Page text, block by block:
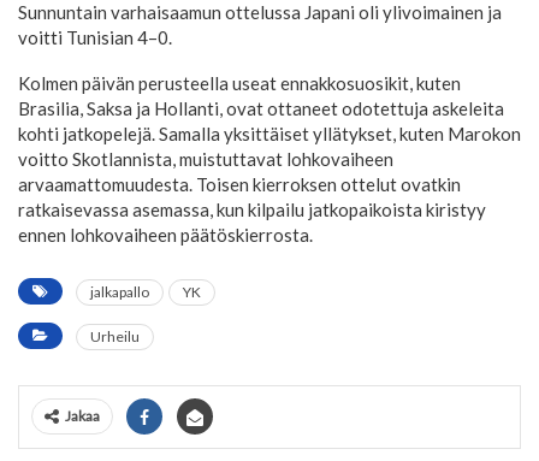
Sunnuntain varhaisaamun ottelussa Japani oli ylivoimainen ja
voitti Tunisian 4–0.
Kolmen päivän perusteella useat ennakkosuosikit, kuten
Brasilia, Saksa ja Hollanti, ovat ottaneet odotettuja askeleita
kohti jatkopelejä. Samalla yksittäiset yllätykset, kuten Marokon
voitto Skotlannista, muistuttavat lohkovaiheen
arvaamattomuudesta. Toisen kierroksen ottelut ovatkin
ratkaisevassa asemassa, kun kilpailu jatkopaikoista kiristyy
ennen lohkovaiheen päätöskierrosta.
jalkapallo YK
Urheilu
Jakaa